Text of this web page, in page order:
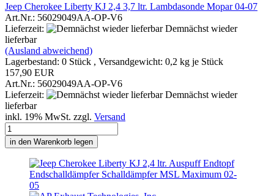
Jeep Cherokee Liberty KJ 2,4 3,7 ltr. Lambdasonde Mopar 04-07
Art.Nr.: 56029049AA-OP-V6
Lieferzeit:
Demnächst wieder
lieferbar
(Ausland abweichend)
Lagerbestand: 0 Stück , Versandgewicht: 0,2 kg je Stück
157,90 EUR
Art.Nr.: 56029049AA-OP-V6
Lieferzeit:
Demnächst wieder
lieferbar
inkl. 19% MwSt. zzgl. Versand
in den Warenkorb legen